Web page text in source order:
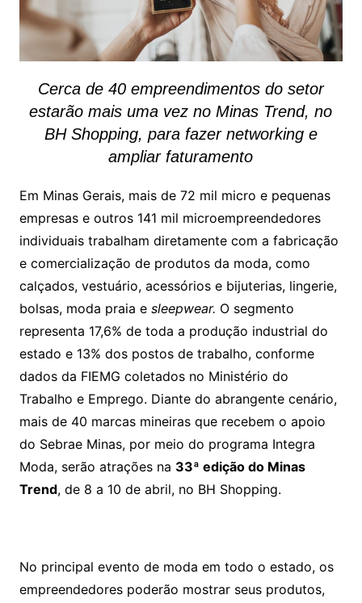
Cerca de 40 empreendimentos do setor
estarão mais uma vez no Minas Trend, no
BH Shopping, para fazer networking e
ampliar faturamento
Em Minas Gerais, mais de 72 mil micro e pequenas
empresas e outros 141 mil microempreendedores
individuais trabalham diretamente com a fabricação
e comercialização de produtos da moda, como
calçados, vestuário, acessórios e bijuterias, lingerie,
bolsas, moda praia e sleepwear. O segmento
representa 17,6% de toda a produção industrial do
estado e 13% dos postos de trabalho, conforme
dados da FIEMG coletados no Ministério do
Trabalho e Emprego. Diante do abrangente cenário,
mais de 40 marcas mineiras que recebem o apoio
do Sebrae Minas, por meio do programa Integra
Moda, serão atrações na 33ª edição do Minas
Trend, de 8 a 10 de abril, no BH Shopping.
No principal evento de moda em todo o estado, os
empreendedores poderão mostrar seus produtos,